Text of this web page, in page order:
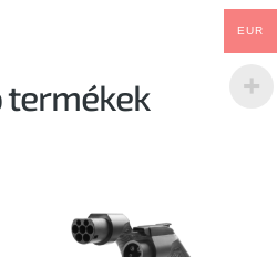
termékek
EUR